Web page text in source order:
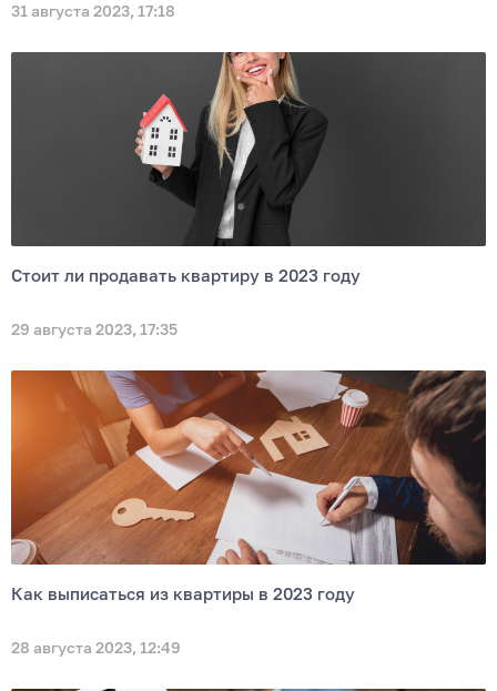
31 августа 2023, 17:18
Стоит ли продавать квартиру в 2023 году
29 августа 2023, 17:35
Как выписаться из квартиры в 2023 году
28 августа 2023, 12:49